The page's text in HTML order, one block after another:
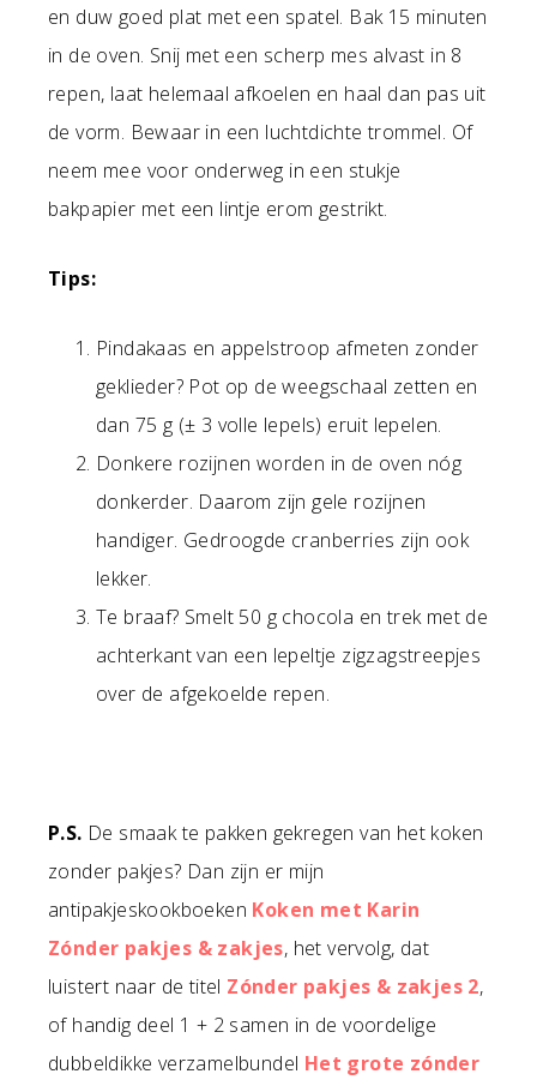
en duw goed plat met een spatel. Bak 15 minuten
in de oven. Snij met een scherp mes alvast in 8
repen, laat helemaal afkoelen en haal dan pas uit
de vorm. Bewaar in een luchtdichte trommel. Of
neem mee voor onderweg in een stukje
bakpapier met een lintje erom gestrikt.
Tips:
Pindakaas en appelstroop afmeten zonder
geklieder? Pot op de weegschaal zetten en
dan 75 g (± 3 volle lepels) eruit lepelen.
Donkere rozijnen worden in de oven nóg
donkerder. Daarom zijn gele rozijnen
handiger. Gedroogde cranberries zijn ook
lekker.
Te braaf? Smelt 50 g chocola en trek met de
achterkant van een lepeltje zigzagstreepjes
over de afgekoelde repen.
P.S. De smaak te pakken gekregen van het koken
zonder pakjes? Dan zijn er mijn
antipakjeskookboeken Koken met Karin
Zónder pakjes & zakjes, het vervolg, dat
luistert naar de titel Zónder pakjes & zakjes 2,
of handig deel 1 + 2 samen in de voordelige
dubbeldikke verzamelbundel Het grote zónder